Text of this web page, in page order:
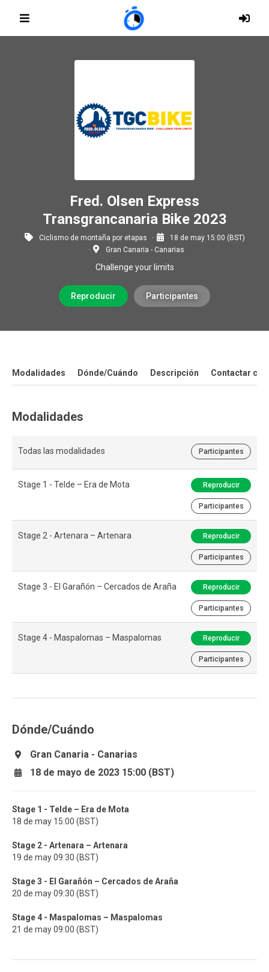
Fred. Olsen Express
Transgrancanaria Bike 2023
Ciclismo de montaña por etapas
18 de may 15:00 (BST)
Gran Canaria - Canarias
Challenge your limits
Reproducir Participantes
Modalidades Dónde/Cuándo Descripción Contactar
Modalidades
Todas las modalidades Participantes
Stage 1 - Telde – Era de Mota Reproducir
Participantes
Stage 2 - Artenara – Artenara Reproducir
Participantes
Stage 3 - El Garañón – Cercados de Araña Reproducir
Participantes
Stage 4 - Maspalomas – Maspalomas Reproducir
Participantes
Dónde/Cuándo
Gran Canaria - Canarias
18 de mayo de 2023 15:00 (BST)
Stage 1 - Telde – Era de Mota
18 de may 15:00 (BST)
Stage 2 - Artenara – Artenara
19 de may 09:30 (BST)
Stage 3 - El Garañón – Cercados de Araña
20 de may 09:30 (BST)
Stage 4 - Maspalomas – Maspalomas
21 de may 09:00 (BST)